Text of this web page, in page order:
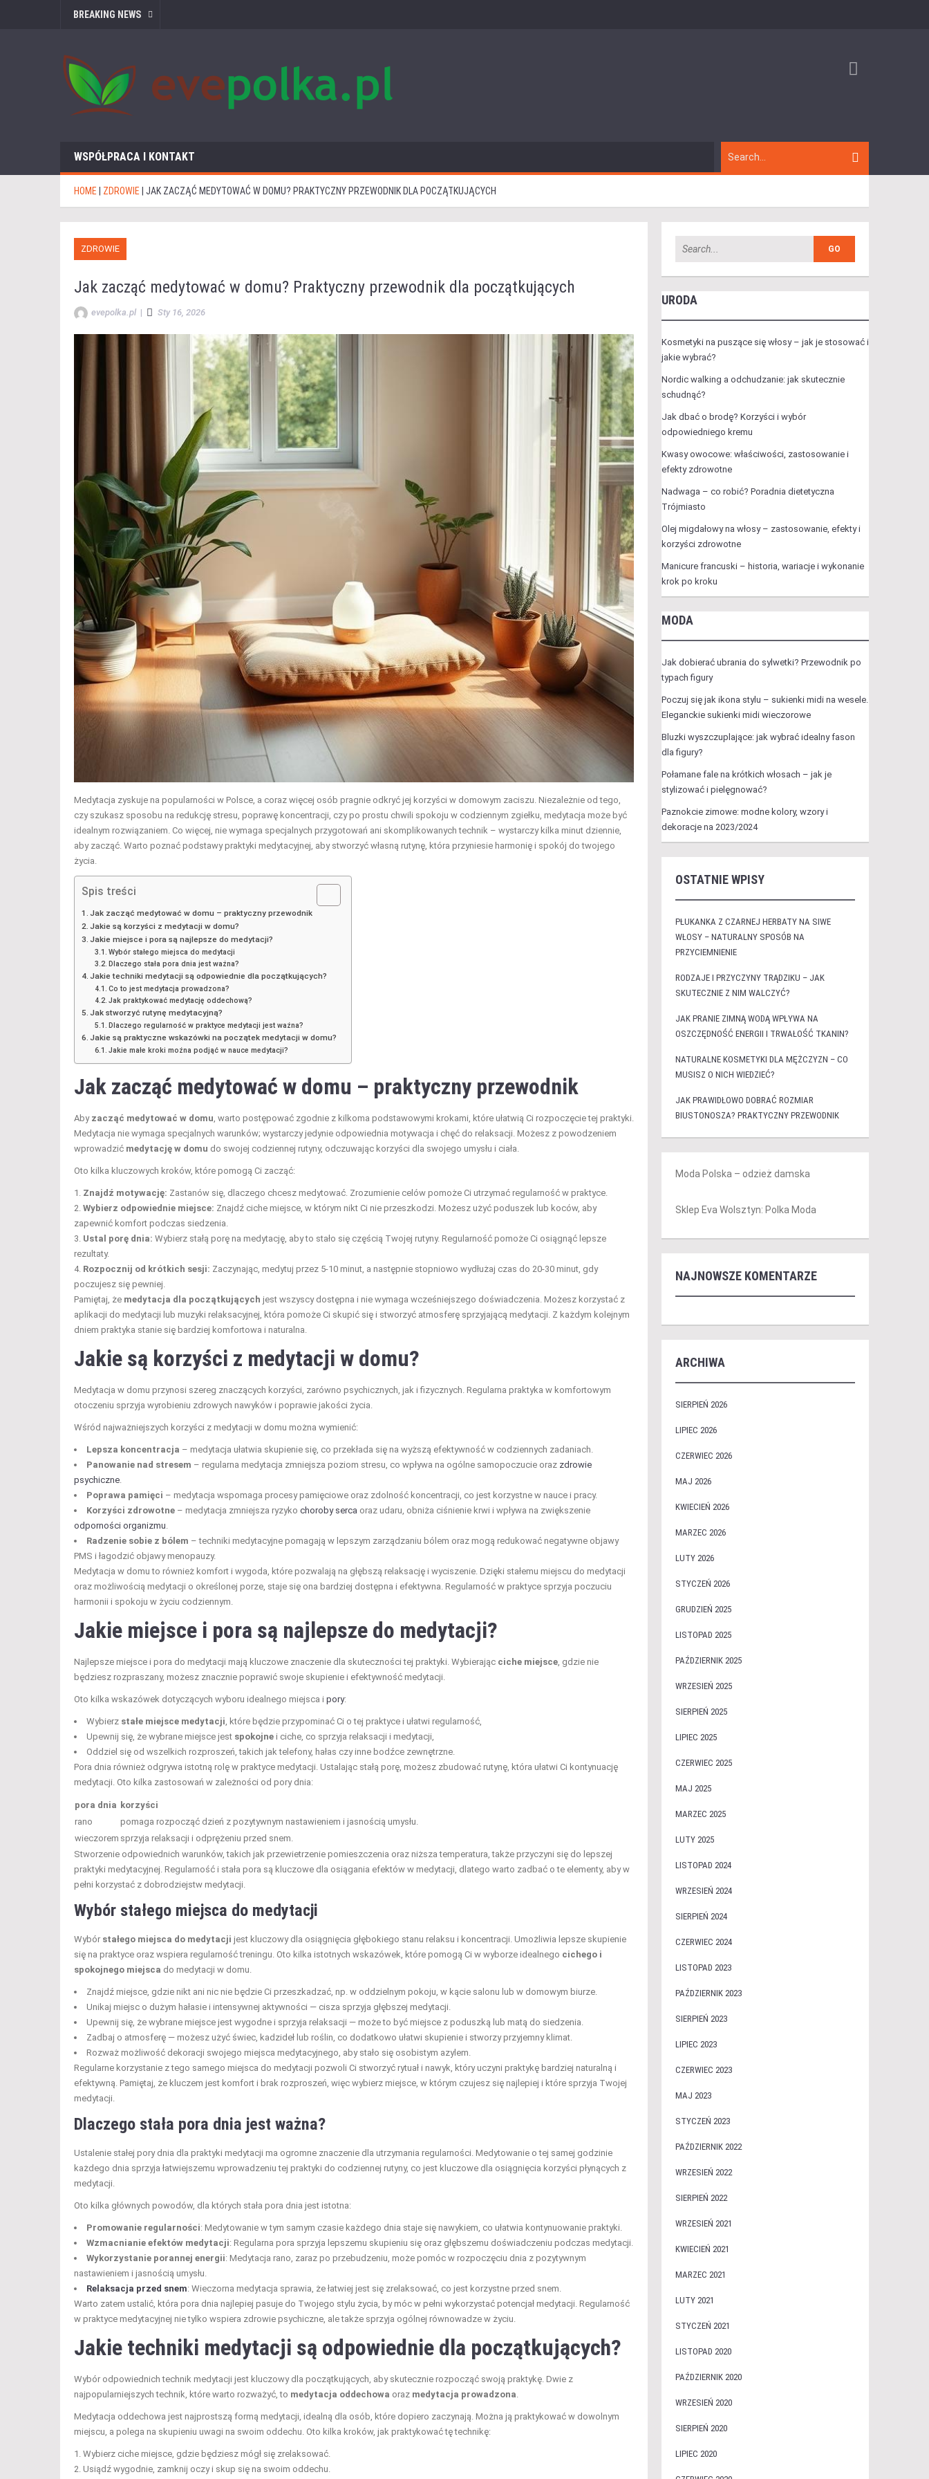
BREAKING NEWS
WSPÓŁPRACA I KONTAKT
HOME ZDROWIE JAK ZACZĄĆ MEDYTOWAĆ W DOMU? PRAKTYCZNY PRZEWODNIK DLA POCZĄTKUJĄCYCH
ZDROWIE
Jak zacząć medytować w domu? Praktyczny przewodnik dla początkujących
evepolka.pl | Sty 16, 2026
Medytacja zyskuje na popularności w Polsce, a coraz więcej osób pragnie odkryć jej korzyści w domowym zaciszu. Niezależnie od tego,
czy szukasz sposobu na redukcję stresu, poprawę koncentracji, czy po prostu chwili spokoju w codziennym zgiełku, medytacja może być
idealnym rozwiązaniem. Co więcej, nie wymaga specjalnych przygotowań ani skomplikowanych technik – wystarczy kilka minut dziennie,
aby zacząć. Warto poznać podstawy praktyki medytacyjnej, aby stworzyć własną rutynę, która przyniesie harmonię i spokój do twojego
życia.
Spis treści
Jak zacząć medytować w domu – praktyczny przewodnik
Jakie są korzyści z medytacji w domu?
Jakie miejsce i pora są najlepsze do medytacji?
Wybór stałego miejsca do medytacji
Dlaczego stała pora dnia jest ważna?
Jakie techniki medytacji są odpowiednie dla początkujących?
Co to jest medytacja prowadzona?
Jak praktykować medytację oddechową?
Jak stworzyć rutynę medytacyjną?
Dlaczego regularność w praktyce medytacji jest ważna?
Jakie są praktyczne wskazówki na początek medytacji w domu?
Jakie małe kroki można podjąć w nauce medytacji?
Jak zacząć medytować w domu – praktyczny przewodnik
Aby zacząć medytować w domu , warto postępować zgodnie z kilkoma podstawowymi krokami, które ułatwią Ci rozpoczęcie tej praktyki.
Medytacja nie wymaga specjalnych warunków; wystarczy jedynie odpowiednia motywacja i chęć do relaksacji. Możesz z powodzeniem
wprowadzić medytację w domu do swojej codziennej rutyny, odczuwając korzyści dla swojego umysłu i ciała.
Oto kilka kluczowych kroków, które pomogą Ci zacząć:
Znajdź motywację: Zastanów się, dlaczego chcesz medytować. Zrozumienie celów pomoże Ci utrzymać regularność w praktyce.
Wybierz odpowiednie miejsce: Znajdź ciche miejsce, w którym nikt Ci nie przeszkodzi. Możesz użyć poduszek lub koców, aby
zapewnić komfort podczas siedzenia.
Ustal porę dnia: Wybierz stałą porę na medytację, aby to stało się częścią Twojej rutyny. Regularność pomoże Ci osiągnąć lepsze
rezultaty.
Rozpocznij od krótkich sesji: Zaczynając, medytuj przez 5-10 minut, a następnie stopniowo wydłużaj czas do 20-30 minut, gdy
poczujesz się pewniej.
Pamiętaj, że medytacja dla początkujących jest wszyscy dostępna i nie wymaga wcześniejszego doświadczenia. Możesz korzystać z
aplikacji do medytacji lub muzyki relaksacyjnej, która pomoże Ci skupić się i stworzyć atmosferę sprzyjającą medytacji. Z każdym kolejnym
dniem praktyka stanie się bardziej komfortowa i naturalna.
Jakie są korzyści z medytacji w domu?
Medytacja w domu przynosi szereg znaczących korzyści, zarówno psychicznych, jak i fizycznych. Regularna praktyka w komfortowym
otoczeniu sprzyja wyrobieniu zdrowych nawyków i poprawie jakości życia.
Wśród najważniejszych korzyści z medytacji w domu można wymienić:
Lepsza koncentracja – medytacja ułatwia skupienie się, co przekłada się na wyższą efektywność w codziennych zadaniach.
Panowanie nad stresem – regularna medytacja zmniejsza poziom stresu, co wpływa na ogólne samopoczucie oraz zdrowie
psychiczne
Poprawa pamięci – medytacja wspomaga procesy pamięciowe oraz zdolność koncentracji, co jest korzystne w nauce i pracy.
Korzyści zdrowotne – medytacja zmniejsza ryzyko choroby serca oraz udaru, obniża ciśnienie krwi i wpływa na zwiększenie
odporności organizmu
Radzenie sobie z bólem – techniki medytacyjne pomagają w lepszym zarządzaniu bólem oraz mogą redukować negatywne objawy
PMS i łagodzić objawy menopauzy.
Medytacja w domu to również komfort i wygoda, które pozwalają na głębszą relaksację i wyciszenie. Dzięki stałemu miejscu do medytacji
oraz możliwością medytacji o określonej porze, staje się ona bardziej dostępna i efektywna. Regularność w praktyce sprzyja poczuciu
harmonii i spokoju w życiu codziennym.
Jakie miejsce i pora są najlepsze do medytacji?
Najlepsze miejsce i pora do medytacji mają kluczowe znaczenie dla skuteczności tej praktyki. Wybierając ciche miejsce , gdzie nie
będziesz rozpraszany, możesz znacznie poprawić swoje skupienie i efektywność medytacji.
Oto kilka wskazówek dotyczących wyboru idealnego miejsca i pory:
Wybierz stałe miejsce medytacji , które będzie przypominać Ci o tej praktyce i ułatwi regularność,
Upewnij się, że wybrane miejsce jest spokojne i ciche, co sprzyja relaksacji i medytacji,
Oddziel się od wszelkich rozproszeń, takich jak telefony, hałas czy inne bodźce zewnętrzne.
Pora dnia również odgrywa istotną rolę w praktyce medytacji. Ustalając stałą porę, możesz zbudować rutynę, która ułatwi Ci kontynuację
medytacji. Oto kilka zastosowań w zależności od pory dnia:
pora dnia korzyści
rano
pomaga rozpocząć dzień z pozytywnym nastawieniem i jasnością umysłu.
wieczorem sprzyja relaksacji i odprężeniu przed snem.
Stworzenie odpowiednich warunków, takich jak przewietrzenie pomieszczenia oraz niższa temperatura, także przyczyni się do lepszej
praktyki medytacyjnej. Regularność i stała pora są kluczowe dla osiągania efektów w medytacji, dlatego warto zadbać o te elementy, aby w
pełni korzystać z dobrodziejstw medytacji.
Wybór stałego miejsca do medytacji
Wybór stałego miejsca do medytacji jest kluczowy dla osiągnięcia głębokiego stanu relaksu i koncentracji. Umożliwia lepsze skupienie
się na praktyce oraz wspiera regularność treningu. Oto kilka istotnych wskazówek, które pomogą Ci w wyborze idealnego cichego i
spokojnego miejsca do medytacji w domu.
Znajdź miejsce, gdzie nikt ani nic nie będzie Ci przeszkadzać, np. w oddzielnym pokoju, w kącie salonu lub w domowym biurze.
Unikaj miejsc o dużym hałasie i intensywnej aktywności — cisza sprzyja głębszej medytacji.
Upewnij się, że wybrane miejsce jest wygodne i sprzyja relaksacji — może to być miejsce z poduszką lub matą do siedzenia.
Zadbaj o atmosferę — możesz użyć świec, kadzideł lub roślin, co dodatkowo ułatwi skupienie i stworzy przyjemny klimat.
Rozważ możliwość dekoracji swojego miejsca medytacyjnego, aby stało się osobistym azylem.
Regularne korzystanie z tego samego miejsca do medytacji pozwoli Ci stworzyć rytuał i nawyk, który uczyni praktykę bardziej naturalną i
efektywną. Pamiętaj, że kluczem jest komfort i brak rozproszeń, więc wybierz miejsce, w którym czujesz się najlepiej i które sprzyja Twojej
medytacji.
Dlaczego stała pora dnia jest ważna?
Ustalenie stałej pory dnia dla praktyki medytacji ma ogromne znaczenie dla utrzymania regularności. Medytowanie o tej samej godzinie
każdego dnia sprzyja łatwiejszemu wprowadzeniu tej praktyki do codziennej rutyny, co jest kluczowe dla osiągnięcia korzyści płynących z
medytacji.
Oto kilka głównych powodów, dla których stała pora dnia jest istotna:
Promowanie regularności: Medytowanie w tym samym czasie każdego dnia staje się nawykiem, co ułatwia kontynuowanie praktyki.
Wzmacnianie efektów medytacji: Regularna pora sprzyja lepszemu skupieniu się oraz głębszemu doświadczeniu podczas medytacji.
Wykorzystanie porannej energii: Medytacja rano, zaraz po przebudzeniu, może pomóc w rozpoczęciu dnia z pozytywnym
nastawieniem i jasnością umysłu.
Relaksacja przed snem: Wieczorna medytacja sprawia, że łatwiej jest się zrelaksować, co jest korzystne przed snem.
Warto zatem ustalić, która pora dnia najlepiej pasuje do Twojego stylu życia, by móc w pełni wykorzystać potencjał medytacji. Regularność
w praktyce medytacyjnej nie tylko wspiera zdrowie psychiczne, ale także sprzyja ogólnej równowadze w życiu.
Jakie techniki medytacji są odpowiednie dla początkujących?
Wybór odpowiednich technik medytacji jest kluczowy dla początkujących, aby skutecznie rozpocząć swoją praktykę. Dwie z
najpopularniejszych technik, które warto rozważyć, to medytacja oddechowa oraz medytacja prowadzona
Medytacja oddechowa jest najprostszą formą medytacji, idealną dla osób, które dopiero zaczynają. Można ją praktykować w dowolnym
miejscu, a polega na skupieniu uwagi na swoim oddechu. Oto kilka kroków, jak praktykować tę technikę:
Wybierz ciche miejsce, gdzie będziesz mógł się zrelaksować.
Usiądź wygodnie, zamknij oczy i skup się na swoim oddechu.
URODA
Kosmetyki na puszące się włosy – jak je stosować i
jakie wybrać?
Nordic walking a odchudzanie: jak skutecznie
schudnąć?
Jak dbać o brodę? Korzyści i wybór
odpowiedniego kremu
Kwasy owocowe: właściwości, zastosowanie i
efekty zdrowotne
Nadwaga – co robić? Poradnia dietetyczna
Trójmiasto
Olej migdałowy na włosy – zastosowanie, efekty i
korzyści zdrowotne
Manicure francuski – historia, wariacje i wykonanie
krok po kroku
MODA
Jak dobierać ubrania do sylwetki? Przewodnik po
typach figury
Poczuj się jak ikona stylu – sukienki midi na wesele.
Eleganckie sukienki midi wieczorowe
Bluzki wyszczuplające: jak wybrać idealny fason
dla figury?
Połamane fale na krótkich włosach – jak je
stylizować i pielęgnować?
Paznokcie zimowe: modne kolory, wzory i
dekoracje na 2023/2024
OSTATNIE WPISY
PŁUKANKA Z CZARNEJ HERBATY NA SIWE
WŁOSY – NATURALNY SPOSÓB NA
PRZYCIEMNIENIE
RODZAJE I PRZYCZYNY TRĄDZIKU – JAK
SKUTECZNIE Z NIM WALCZYĆ?
JAK PRANIE ZIMNĄ WODĄ WPŁYWA NA
OSZCZĘDNOŚĆ ENERGII I TRWAŁOŚĆ TKANIN?
NATURALNE KOSMETYKI DLA MĘŻCZYZN – CO
MUSISZ O NICH WIEDZIEĆ?
JAK PRAWIDŁOWO DOBRAĆ ROZMIAR
BIUSTONOSZA? PRAKTYCZNY PRZEWODNIK
Moda Polska – odzież damska
Sklep Eva Wolsztyn: Polka Moda
NAJNOWSZE KOMENTARZE
ARCHIWA
SIERPIEŃ 2026
LIPIEC 2026
CZERWIEC 2026
MAJ 2026
KWIECIEŃ 2026
MARZEC 2026
LUTY 2026
STYCZEŃ 2026
GRUDZIEŃ 2025
LISTOPAD 2025
PAŹDZIERNIK 2025
WRZESIEŃ 2025
SIERPIEŃ 2025
LIPIEC 2025
CZERWIEC 2025
MAJ 2025
MARZEC 2025
LUTY 2025
LISTOPAD 2024
WRZESIEŃ 2024
SIERPIEŃ 2024
CZERWIEC 2024
LISTOPAD 2023
PAŹDZIERNIK 2023
SIERPIEŃ 2023
LIPIEC 2023
CZERWIEC 2023
MAJ 2023
STYCZEŃ 2023
PAŹDZIERNIK 2022
WRZESIEŃ 2022
SIERPIEŃ 2022
WRZESIEŃ 2021
KWIECIEŃ 2021
MARZEC 2021
LUTY 2021
STYCZEŃ 2021
LISTOPAD 2020
PAŹDZIERNIK 2020
WRZESIEŃ 2020
SIERPIEŃ 2020
LIPIEC 2020